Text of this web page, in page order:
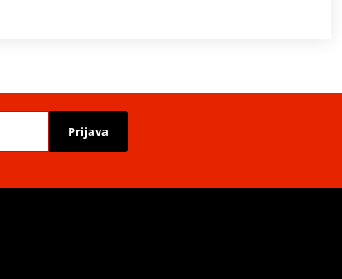
Prijava